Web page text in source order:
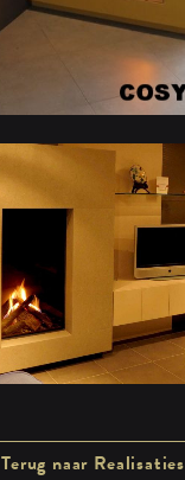
Terug naar Realisaties